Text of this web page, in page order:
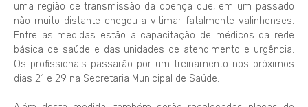
uma região de transmissão da doença que, em um passado
não muito distante chegou a vitimar fatalmente valinhenses.
Entre as medidas estão a capacitação de médicos da rede
básica de saúde e das unidades de atendimento e urgência.
Os profissionais passarão por um treinamento nos próximos
dias 21 e 29 na Secretaria Municipal de Saúde.